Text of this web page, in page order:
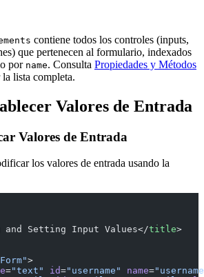
contiene todos los controles (inputs,
que pertenecen al formulario, indexados
por name. Consulta Propiedades y Métodos
la lista completa.
Valores de Entrada
Valores de Entrada
los valores de entrada usando la
and Setting Input Values</title>
>
="text" id="username" name=